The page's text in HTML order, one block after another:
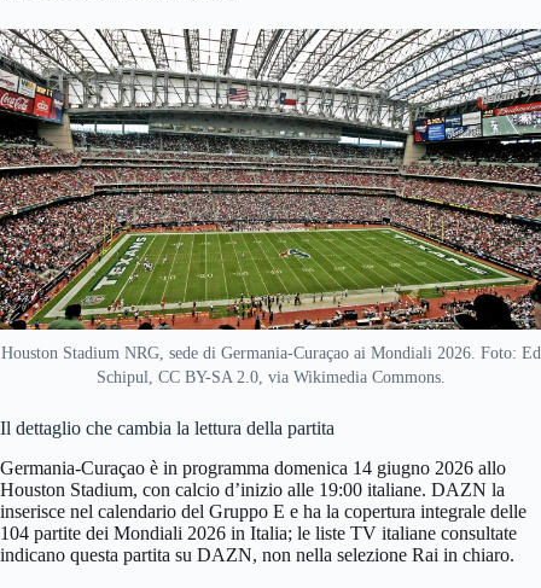
Houston Stadium NRG, sede di Germania-Curaçao ai Mondiali 2026. Foto: Ed
Schipul, CC BY-SA 2.0, via Wikimedia Commons.
Il dettaglio che cambia la lettura della partita
Germania-Curaçao è in programma domenica 14 giugno 2026 allo
Houston Stadium, con calcio d’inizio alle 19:00 italiane. DAZN la
inserisce nel calendario del Gruppo E e ha la copertura integrale delle
104 partite dei Mondiali 2026 in Italia; le liste TV italiane consultate
indicano questa partita su DAZN, non nella selezione Rai in chiaro.